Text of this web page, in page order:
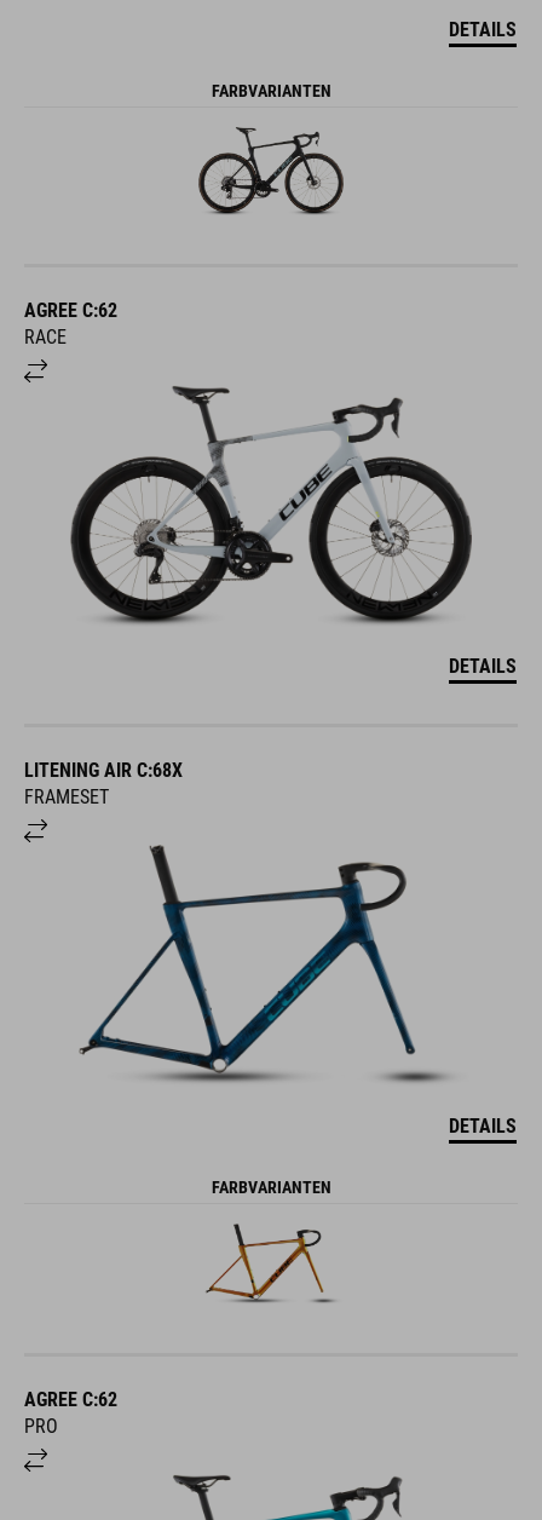
DETAILS
FARBVARIANTEN
AGREE C:62
RACE
DETAILS
LITENING AIR C:68X
FRAMESET
DETAILS
FARBVARIANTEN
AGREE C:62
PRO